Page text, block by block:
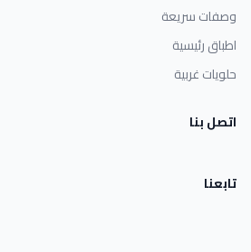
وصفات سريعة
اطباق رئيسية
حلويات غربية
اتصل بنا
تابعنا